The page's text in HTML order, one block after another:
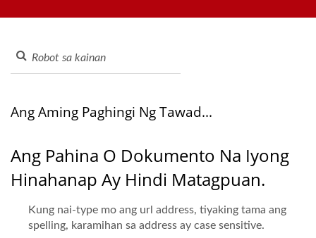
Belt | Hong Chiang
pagkain, at mga kagamitan sa mesa, maligayang pagdating
upang makipag -ugnay sa amin.
Ang Aming Paghingi Ng Tawad...
Ang Pahina O Dokumento Na Iyong
Hinahanap Ay Hindi Matagpuan.
Kung nai-type mo ang url address, tiyaking tama ang
spelling, karamihan sa address ay case sensitive.